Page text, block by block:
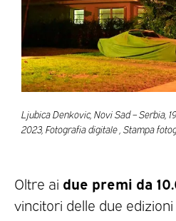
Ljubica Denkovic, Novi Sad – Serbia,
2023, Fotografia digitale , Stampa
Oltre ai due premi da
vincitori delle due